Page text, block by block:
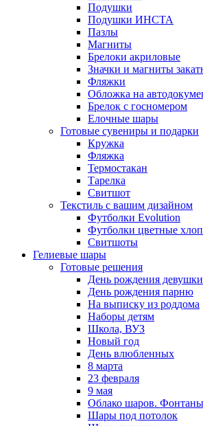
Подушки
Подушки ИНСТА
Пазлы
Магниты
Брелоки акриловые
Значки и магниты
Фляжки
Обложка на
Брелок с госномером
Елочные шары
Готовые сувениры и подарки
Кружка
Фляжка
Термостакан
Тарелка
Свитшот
Текстиль с вашим дизайном
Футболки Evolution
Футболки цветные
Свитшоты
Гелиевые шары
Готовые решения
День рождения девушки
День рождения парню
На выписку из роддома
Наборы детям
Школа, ВУЗ
Новый год
День влюбленных
8 марта
23 февраля
9 мая
Облако шаров. Фонтаны
Шары под потолок